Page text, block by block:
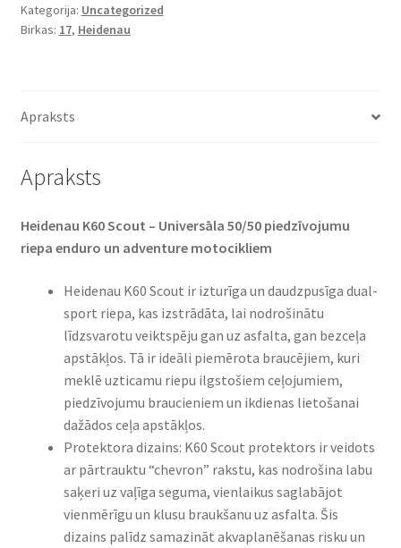
120/90
-
(aizmugurējā)
Kategorija: Uncategorized
Birkas: 17, Heidenau
Apraksts
Apraksts
Heidenau K60 Scout – Universāla 50/50 piedzīvojumu
riepa enduro un adventure motocikliem
Heidenau K60 Scout ir izturīga un daudzpusīga dual-
sport riepa, kas izstrādāta, lai nodrošinātu
līdzsvarotu veiktspēju gan uz asfalta, gan bezceļa
apstākļos. Tā ir ideāli piemērota braucējiem, kuri
meklē uzticamu riepu ilgstošiem ceļojumiem,
piedzīvojumu braucieniem un ikdienas lietošanai
dažādos ceļa apstākļos.
Protektora dizains: K60 Scout protektors ir veidots
ar pārtrauktu “chevron” rakstu, kas nodrošina labu
saķeri uz vaļīga seguma, vienlaikus saglabājot
vienmērīgu un klusu braukšanu uz asfalta. Šis
dizains palīdz samazināt akvaplanēšanas risku un